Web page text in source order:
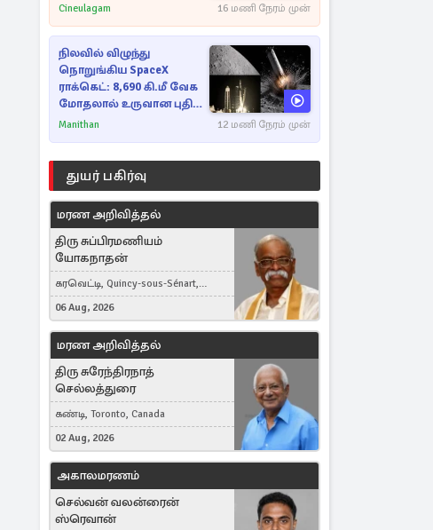
Cineulagam 16 மணி நேரம் முன்
நிலவில் விழுந்து
நொறுங்கிய SpaceX
ராக்கெட்: 8,690 கி.மீ வேக
மோதலால் உருவான புதிய
பள்ளம்!
Manithan 12 மணி நேரம் முன்
துயர் பகிர்வு
மரண அறிவித்தல்
திரு சுப்பிரமணியம்
யோகநாதன்
கரவெட்டி, Quincy-sous-Sénart,
France
06 Aug, 2026
மரண அறிவித்தல்
திரு சுரேந்திரநாத்
செல்லத்துரை
கண்டி, Toronto, Canada
02 Aug, 2026
அகாலமரணம்
செல்வன் வலன்ரைன்
ஸ்ரெவான்